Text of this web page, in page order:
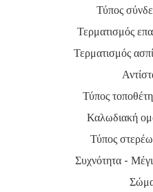
Τύπος
Τερματισμός
Τερματισμός
Τύπος
Καλωδιακή
Τύπος
Συχνότητα -